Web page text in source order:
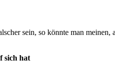
sein, so könnte man
sich hat